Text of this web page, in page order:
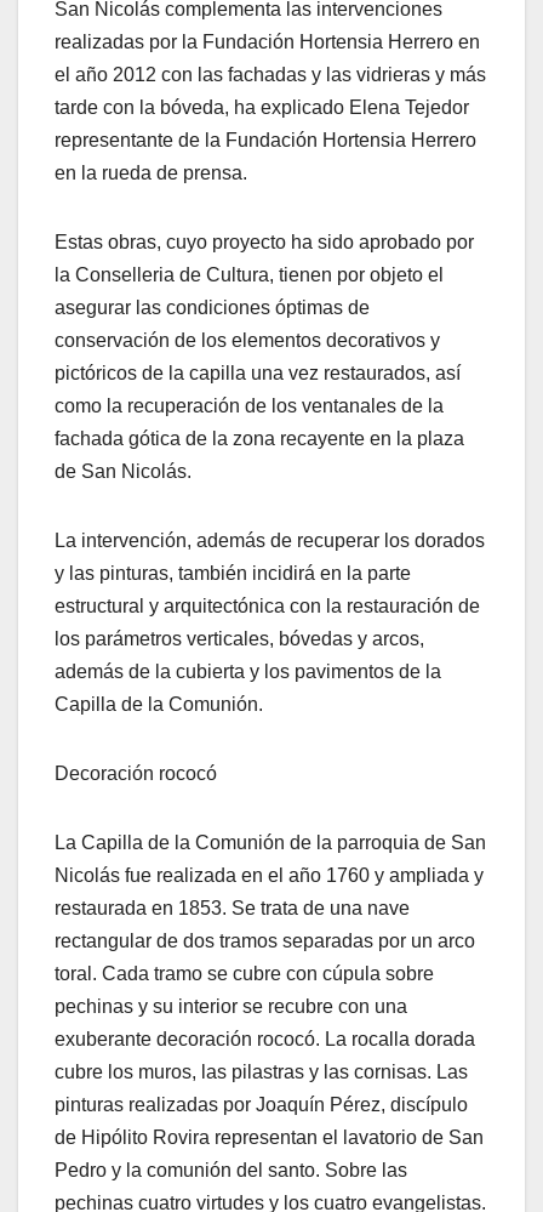
San Nicolás complementa las intervenciones
realizadas por la Fundación Hortensia Herrero en
el año 2012 con las fachadas y las vidrieras y más
tarde con la bóveda, ha explicado Elena Tejedor
representante de la Fundación Hortensia Herrero
en la rueda de prensa.
Estas obras, cuyo proyecto ha sido aprobado por
la Conselleria de Cultura, tienen por objeto el
asegurar las condiciones óptimas de
conservación de los elementos decorativos y
pictóricos de la capilla una vez restaurados, así
como la recuperación de los ventanales de la
fachada gótica de la zona recayente en la plaza
de San Nicolás.
La intervención, además de recuperar los dorados
y las pinturas, también incidirá en la parte
estructural y arquitectónica con la restauración de
los parámetros verticales, bóvedas y arcos,
además de la cubierta y los pavimentos de la
Capilla de la Comunión.
Decoración rococó
La Capilla de la Comunión de la parroquia de San
Nicolás fue realizada en el año 1760 y ampliada y
restaurada en 1853. Se trata de una nave
rectangular de dos tramos separadas por un arco
toral. Cada tramo se cubre con cúpula sobre
pechinas y su interior se recubre con una
exuberante decoración rococó. La rocalla dorada
cubre los muros, las pilastras y las cornisas. Las
pinturas realizadas por Joaquín Pérez, discípulo
de Hipólito Rovira representan el lavatorio de San
Pedro y la comunión del santo. Sobre las
pechinas cuatro virtudes y los cuatro evangelistas.